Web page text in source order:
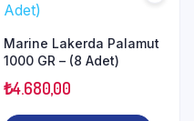
Marine Lakerda Palamut
1000 GR – (8 Adet)
₺4.680,00